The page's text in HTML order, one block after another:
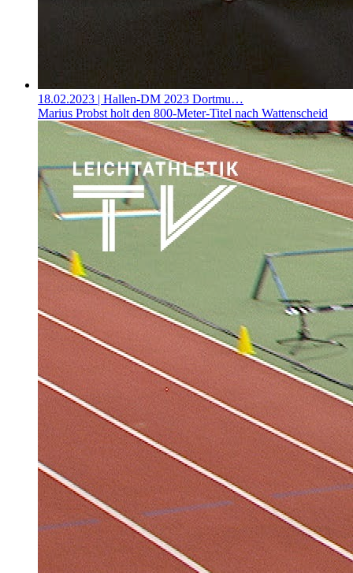
18.02.2023 | Hallen-DM 2023 Dortmu…
Marius Probst holt den 800-Meter-Titel nach Wattenscheid